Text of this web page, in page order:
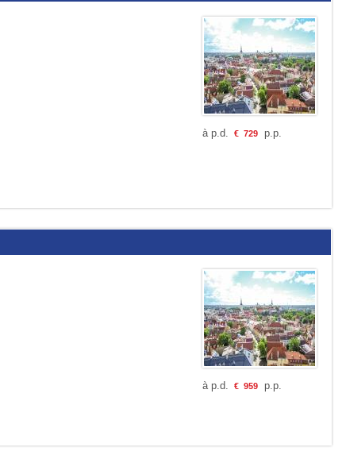
à p.d. € 729p.p.
à p.d. € 959p.p.